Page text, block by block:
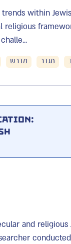
within
religious
מגדר מדרש
and religious